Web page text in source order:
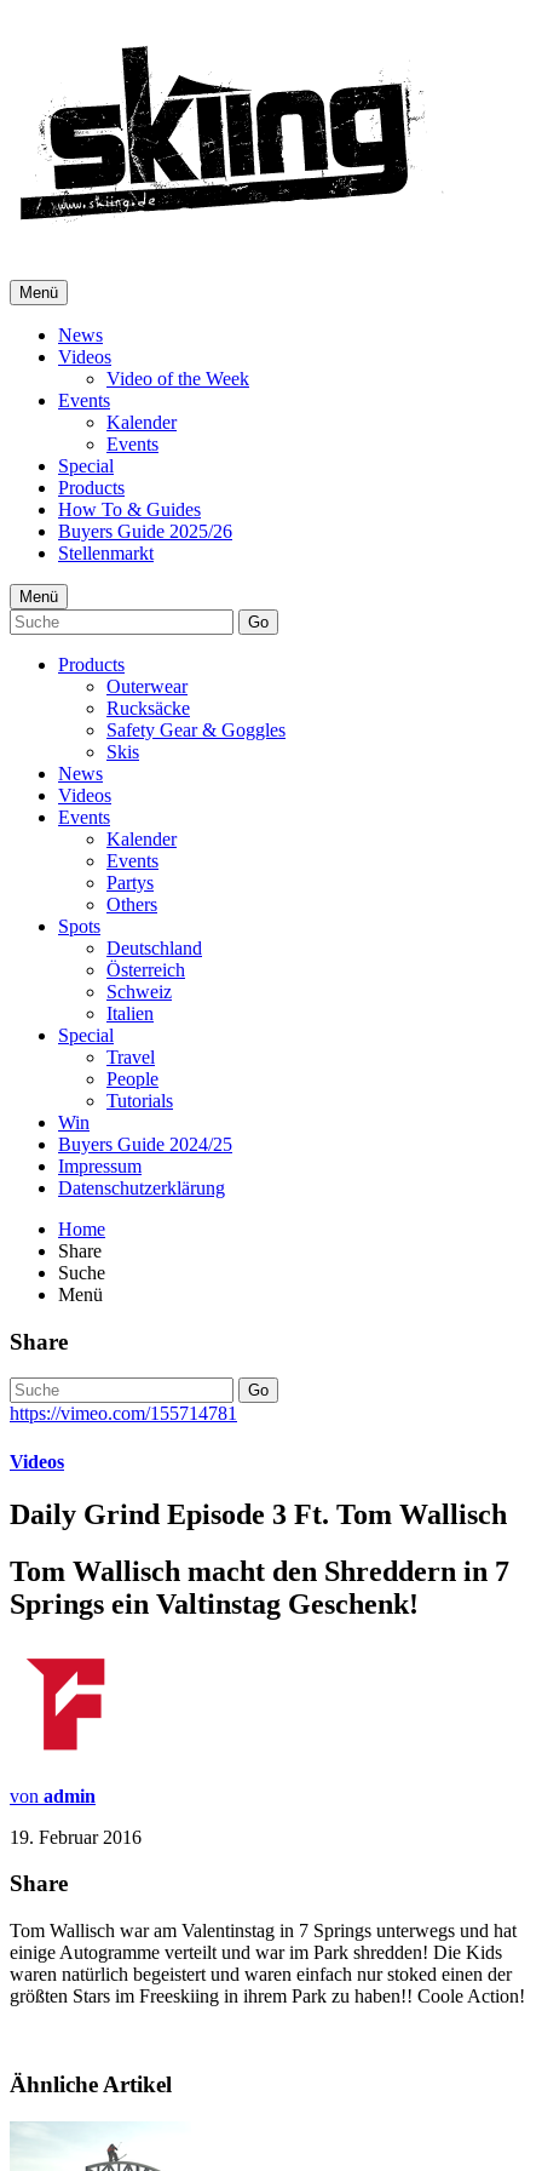
Menü
News
Videos
Video of the Week
Events
Kalender
Events
Special
Products
How To & Guides
Buyers Guide 2025/26
Stellenmarkt
Menü
Go
Products
Outerwear
Rucksäcke
Safety Gear & Goggles
Skis
News
Videos
Events
Kalender
Events
Partys
Others
Spots
Deutschland
Österreich
Schweiz
Italien
Special
Travel
People
Tutorials
Win
Buyers Guide 2024/25
Impressum
Datenschutzerklärung
Home
Share
Suche
Menü
Share
Go
https://vimeo.com/155714781
Videos
Daily Grind Episode 3 Ft. Tom Wallisch
Tom Wallisch macht den Shreddern in 7
Springs ein Valtinstag Geschenk!
von admin
19. Februar 2016
Share
Tom Wallisch war am Valentinstag in 7 Springs unterwegs und hat
einige Autogramme verteilt und war im Park shredden! Die Kids
waren natürlich begeistert und waren einfach nur stoked einen der
größten Stars im Freeskiing in ihrem Park zu haben!! Coole Action!
Ähnliche Artikel